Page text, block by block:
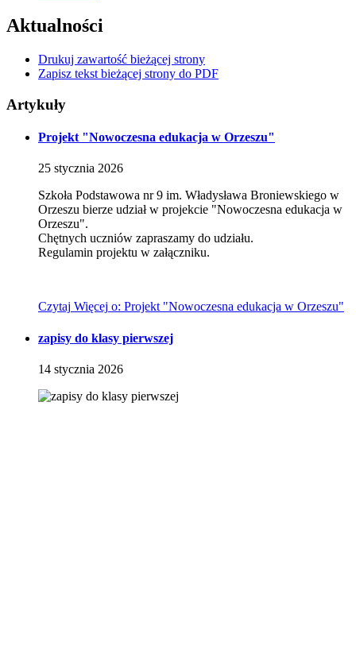
Aktualności
Drukuj zawartość bieżącej strony
Zapisz tekst bieżącej strony do PDF
Artykuły
Projekt "Nowoczesna edukacja w Orzeszu"
25 stycznia 2026
Szkoła Podstawowa nr 9 im. Władysława Broniewskiego w
Orzeszu bierze udział w projekcie "Nowoczesna edukacja w
Orzeszu".
Chętnych uczniów zapraszamy do udziału.
Regulamin projektu w załączniku.
Czytaj Więcej o: Projekt "Nowoczesna edukacja w Orzeszu"
zapisy do klasy pierwszej
14 stycznia 2026